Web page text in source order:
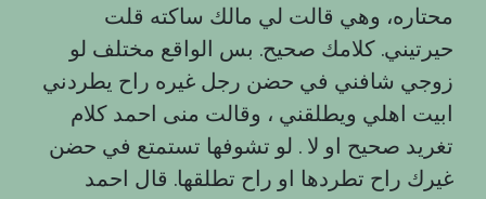
محتاره، وهي قالت لي مالك ساكته قلت
حيرتيني. كلامك صحيح. بس الواقع مختلف لو
زوجي شافني في حضن رجل غيره راح يطردني
ابيت اهلي ويطلقني ، وقالت منى احمد كلام
تغريد صحيح او لا . لو تشوفها تستمتع في حضن
غيرك راح تطردها او راح تطلقها. قال احمد